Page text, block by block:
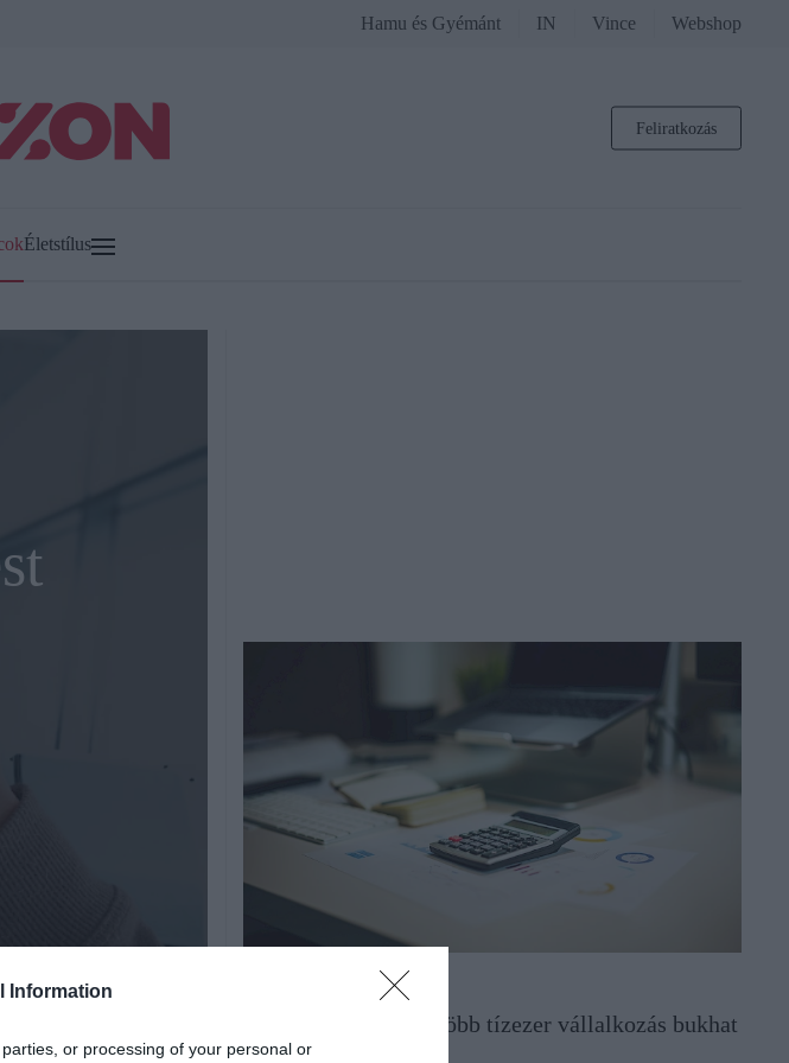
Information
or processing of your personal or
Hamu és Gyémánt IN Vince Webshop
Feliratkozás
Életstílus
Fotó:
Riasztás a NAV-tól: több tízezer vállalkozás bukhat
egy mulasztás miatt